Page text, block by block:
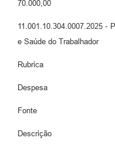
70.000,00
11.001.10.304.0007.2025 -
e Saúde do Trabalhador
Rubrica
Despesa
Fonte
Descrição